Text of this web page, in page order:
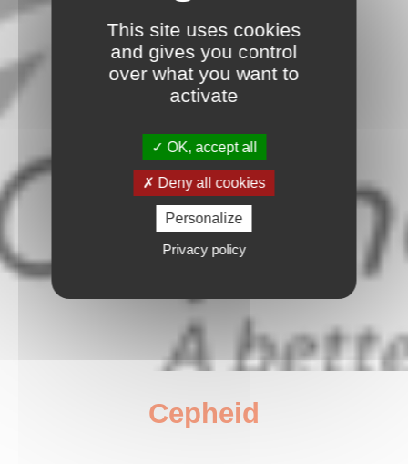
Cepheid
This site uses cookies
and gives you control
over what you want to
activate
OK, accept all
Deny all cookies
Personalize
Privacy policy